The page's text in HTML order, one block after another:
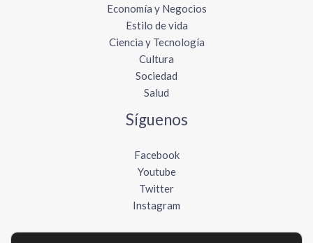
Economía y Negocios
Estilo de vida
Ciencia y Tecnología
Cultura
Sociedad
Salud
Síguenos
Facebook
Youtube
Twitter
Instagram